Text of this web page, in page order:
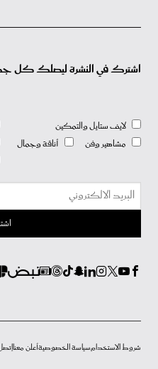
اشترك في النشرة ليصلك كل
لايف ستايل والتمكين
مشاهير وفن
أناقة وجمال
شروط الاستخدامسياسة الخصوصيةأعلن معنا